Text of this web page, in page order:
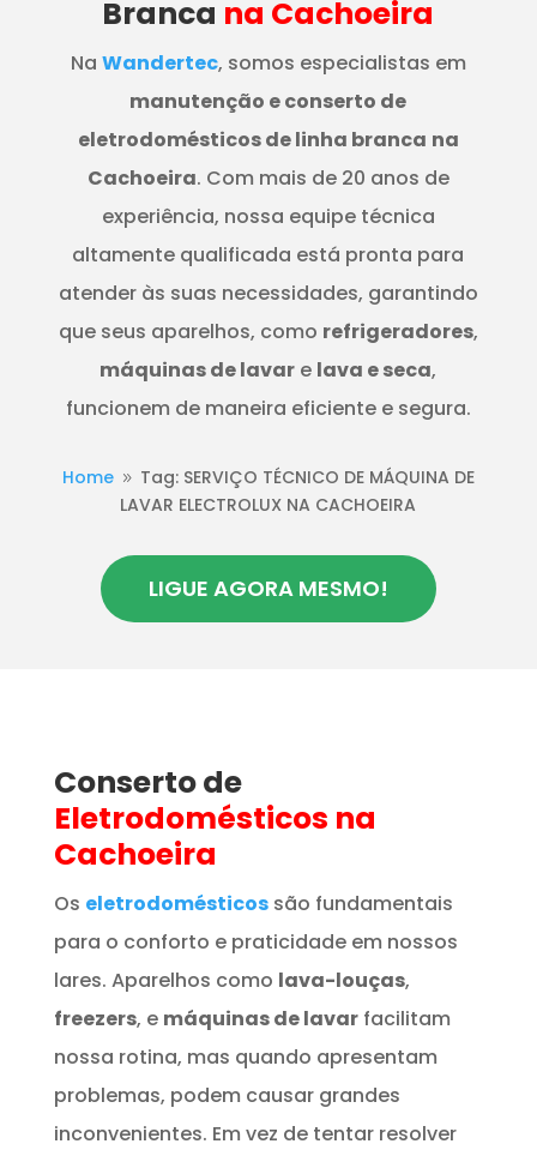
Branca na Cachoeira
Na Wandertec, somos especialistas em
manutenção e conserto de
eletrodomésticos de linha branca na
Cachoeira. Com mais de 20 anos de
experiência, nossa equipe técnica
altamente qualificada está pronta para
atender às suas necessidades, garantindo
que seus aparelhos, como refrigeradores,
máquinas de lavar e lava e seca,
funcionem de maneira eficiente e segura.
Home 9 Tag: SERVIÇO TÉCNICO DE MÁQUINA DE
LAVAR ELECTROLUX NA CACHOEIRA
LIGUE AGORA MESMO!
Conserto de
Eletrodomésticos na
Cachoeira
Os eletrodomésticos são fundamentais
para o conforto e praticidade em nossos
lares. Aparelhos como lava-louças,
freezers, e máquinas de lavarfacilitam
nossa rotina, mas quando apresentam
problemas, podem causar grandes
inconvenientes. Em vez de tentar resolver